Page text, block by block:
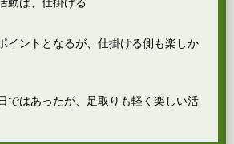
動は、仕掛ける
イントとなるが、仕掛ける側も楽しか
ではあったが、足取りも軽く楽しい活